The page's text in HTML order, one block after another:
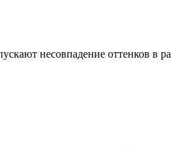
несовпадение оттенков в